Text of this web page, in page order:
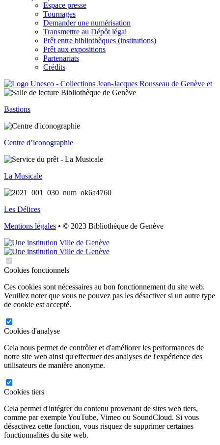
Espace presse
Tournages
Demander une numérisation
Transmettre au Dépôt légal
Prêt entre bibliothèques (institutions)
Prêt aux expositions
Partenariats
Crédits
Bastions
Centre d’iconographie
La Musicale
Les Délices
Mentions légales • © 2023 Bibliothèque de Genève
Cookies fonctionnels
Ces cookies sont nécessaires au bon fonctionnement du site web.
Veuillez noter que vous ne pouvez pas les désactiver si un autre type
de cookie est accepté.
Cookies d'analyse
Cela nous permet de contrôler et d'améliorer les performances de
notre site web ainsi qu'effectuer des analyses de l'expérience des
utilisateurs de manière anonyme.
Cookies tiers
Cela permet d'intégrer du contenu provenant de sites web tiers,
comme par exemple YouTube, Vimeo ou SoundCloud. Si vous
désactivez cette fonction, vous risquez de supprimer certaines
fonctionnalités du site web.